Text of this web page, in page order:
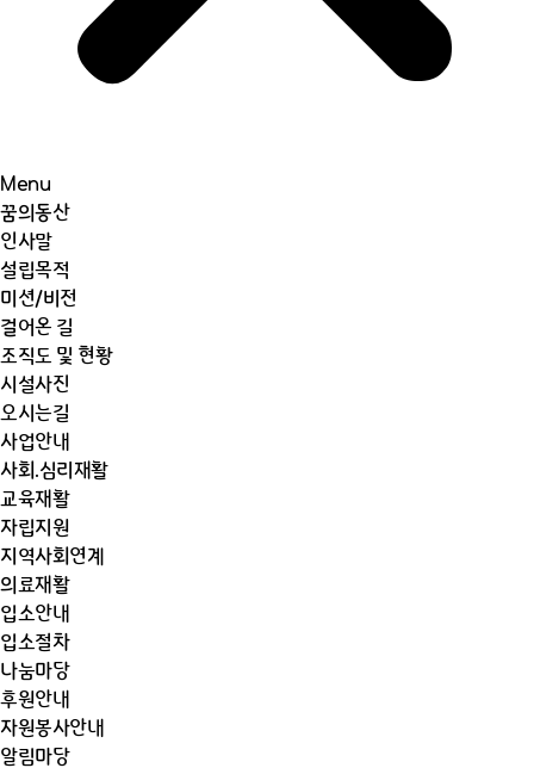
Menu
꿈의동산
인사말
설립목적
미션/비전
걸어온 길
조직도 및 현황
시설사진
오시는길
사업안내
사회.심리재활
교육재활
자립지원
지역사회연계
의료재활
입소안내
입소절차
나눔마당
후원안내
자원봉사안내
알림마당